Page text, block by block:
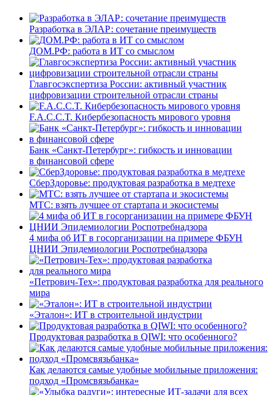
Разработка в ЭЛАР: сочетание преимуществ
ДОМ.РФ: работа в ИТ со смыслом
Главгосэкспертиза России: активный участник
цифровизации строительной отрасли страны
F.A.C.C.T. Кибербезопасность мирового уровня
Банк «Санкт-Петербург»: гибкость и инновации
в финансовой сфере
СберЗдоровье: продуктовая разработка в медтехе
МТС: взять лучшее от стартапа и экосистемы
4 мифа об ИТ в госорганизации на примере ФБУН
ЦНИИ Эпидемиологии Роспотребнадзора
«Петрович-Тех»: продуктовая разработка для реального
мира
«Эталон»: ИТ в строительной индустрии
Продуктовая разработка в QIWI: что особенного?
Как делаются самые удобные мобильные приложения:
подход «Промсвязьбанка»